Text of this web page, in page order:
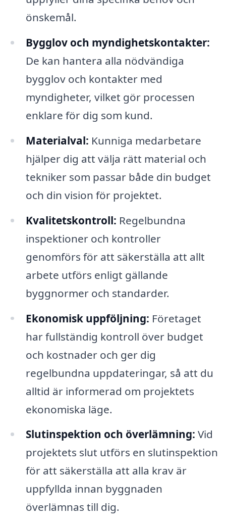
önskemål.
Bygglov och myndighetskontakter:
De kan hantera alla nödvändiga
bygglov och kontakter med
myndigheter, vilket gör processen
enklare för dig som kund.
Materialval: Kunniga medarbetare
hjälper dig att välja rätt material och
tekniker som passar både din budget
och din vision för projektet.
Kvalitetskontroll: Regelbundna
inspektioner och kontroller
genomförs för att säkerställa att allt
arbete utförs enligt gällande
byggnormer och standarder.
Ekonomisk uppföljning: Företaget
har fullständig kontroll över budget
och kostnader och ger dig
regelbundna uppdateringar, så att du
alltid är informerad om projektets
ekonomiska läge.
Slutinspektion och överlämning: Vid
projektets slut utförs en slutinspektion
för att säkerställa att alla krav är
uppfyllda innan byggnaden
överlämnas till dig.